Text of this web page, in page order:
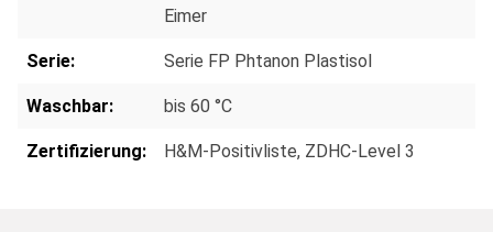
Eimer
Serie: Serie FP Phtanon Plastisol
Waschbar: bis 60 °C
Zertifizierung: H&M-Positivliste, ZDHC-Level 3